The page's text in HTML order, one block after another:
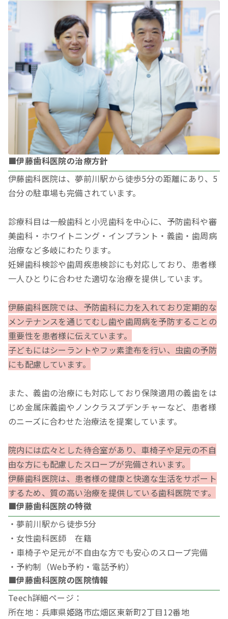
■伊藤歯科医院の治療方針
伊藤歯科医院は、夢前川駅から徒歩5分の距離にあり、5
台分の駐車場も完備されています。
診療科目は一般歯科と小児歯科を中心に、予防歯科や審
美歯科・ホワイトニング・インプラント・義歯・歯周病
治療など多岐にわたります。
妊婦歯科検診や歯周疾患検診にも対応しており、患者様
一人ひとりに合わせた適切な治療を提供しています。
伊藤歯科医院では、予防歯科に力を入れており定期的な
メンテナンスを通じてむし歯や歯周病を予防することの
重要性を患者様に伝えています。
子どもにはシーラントやフッ素塗布を行い、虫歯の予防
にも配慮しています。
また、義歯の治療にも対応しており保険適用の義歯をは
じめ金属床義歯やノンクラスプデンチャーなど、患者様
のニーズに合わせた治療法を提案しています。
院内には広々とした待合室があり、車椅子や足元の不自
由な方にも配慮したスロープが完備されいます。
伊藤歯科医院は、患者様の健康と快適な生活をサポート
するため、質の高い治療を提供している歯科医院です。
■伊藤歯科医院の特徴
・夢前川駅から徒歩5分
・女性歯科医師 在籍
・車椅子や足元が不自由な方でも安心のスロープ完備
・予約制（Web予約・電話予約）
■伊藤歯科医院の医院情報
Teech詳細ページ：
所在地：兵庫県姫路市広畑区東新町2丁目12番地